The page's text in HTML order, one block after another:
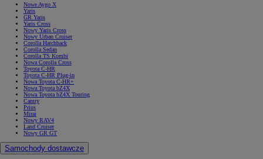
Nowe Aygo X
Yaris
GR Yaris
Yaris Cross
Nowy Yaris Cross
Nowy Urban Cruiser
Corolla Hatchback
Corolla Sedan
Corolla TS Kombi
Nowa Corolla Cross
Toyota C-HR
Toyota C-HR Plug-in
Nowa Toyota C-HR+
Nowa Toyota bZ4X
Nowa Toyota bZ4X Touring
Camry
Prius
Mirai
Nowy RAV4
Land Cruiser
Nowy GR GT
Samochody dostawcze